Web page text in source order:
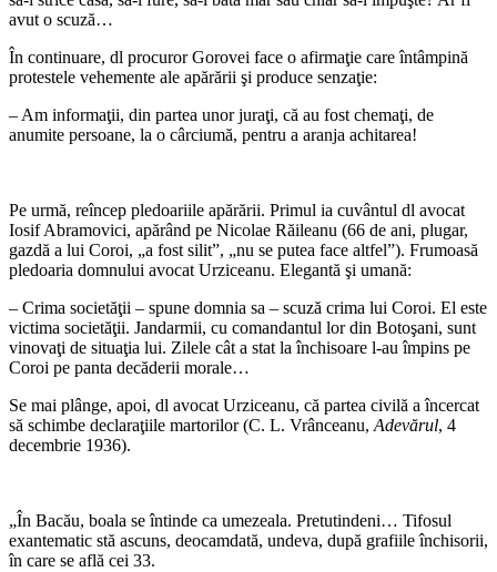
avut o scuză…
În continuare, dl procuror Gorovei face o afirmaţie care întâmpină
protestele vehemente ale apărării şi produce senzaţie:
– Am informaţii, din partea unor juraţi, că au fost chemaţi, de
anumite persoane, la o cârciumă, pentru a aranja achitarea!
Pe urmă, reîncep pledoariile apărării. Primul ia cuvântul dl avocat
Iosif Abramovici, apărând pe Nicolae Răileanu (66 de ani, plugar,
gazdă a lui Coroi, „a fost silit”, „nu se putea face altfel”). Frumoasă
pledoaria domnului avocat Urziceanu. Elegantă şi umană:
– Crima societăţii – spune domnia sa – scuză crima lui Coroi. El este
victima societăţii. Jandarmii, cu comandantul lor din Botoşani, sunt
vinovaţi de situaţia lui. Zilele cât a stat la închisoare l-au împins pe
Coroi pe panta decăderii morale…
Se mai plânge, apoi, dl avocat Urziceanu, că partea civilă a încercat
să schimbe declaraţiile martorilor (C. L. Vrânceanu, Adevărul, 4
decembrie 1936).
„În Bacău, boala se întinde ca umezeala. Pretutindeni… Tifosul
exantematic stă ascuns, deocamdată, undeva, după grafiile închisorii,
în care se află cei 33.